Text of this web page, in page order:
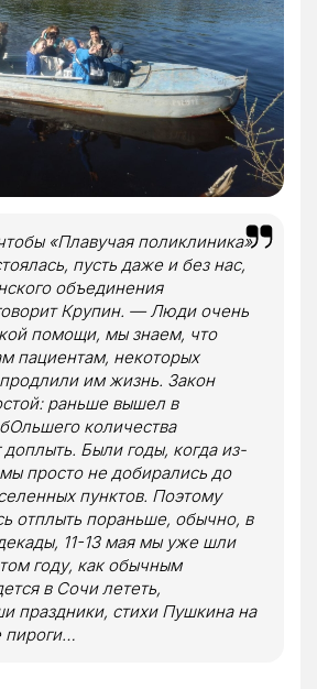
«Плавучая поликлиника»
пусть даже и без нас,
объединения
Крупин. — Люди очень
помощи, мы знаем, что
пациентам, некоторых
им жизнь. Закон
раньше вышел в
количества
Были годы, когда из-
просто не добирались до
пунктов. Поэтому
отплыть пораньше, обычно, в
11-13 мая мы уже шли
году, как обычным
в Сочи лететь,
праздники, стихи Пушкина на
пироги…